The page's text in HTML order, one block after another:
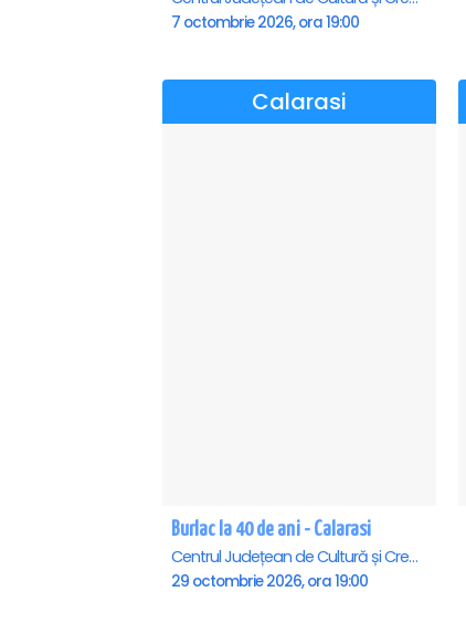
7 octombrie 2026, ora 19:00
Calarasi
Burlac la 40 de ani - Calarasi
Centrul Județean de Cultură și Creație Călărași - Sala , Calarasi
29 octombrie 2026, ora 19:00